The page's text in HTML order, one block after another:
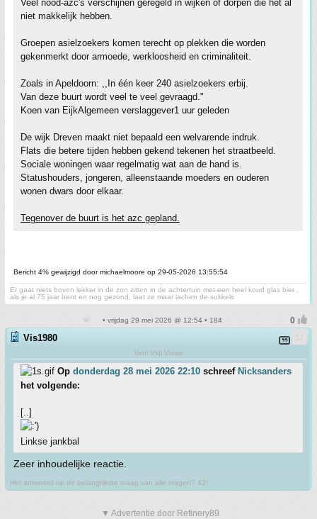
Veel nood-azc's verschijnen geregeld in wijken of dorpen die het al
niet makkelijk hebben.
Groepen asielzoekers komen terecht op plekken die worden
gekenmerkt door armoede, werkloosheid en criminaliteit.
Zoals in Apeldoorn: ,,In één keer 240 asielzoekers erbij.
Van deze buurt wordt veel te veel gevraagd."
Koen van EijkAlgemeen verslaggever1 uur geleden
De wijk Dreven maakt niet bepaald een welvarende indruk.
Flats die betere tijden hebben gekend tekenen het straatbeeld.
Sociale woningen waar regelmatig wat aan de hand is.
Statushouders, jongeren, alleenstaande moeders en ouderen
wonen dwars door elkaar.
Tegenover de buurt is het azc gepland.
Bericht 4% gewijzigd door michaelmoore op 29-05-2026 13:55:54
Er gaat niets boven lekker in de zon zitten in de achtertuin met een heel koud glas bier ,
als je al 75 jaar bent en nog gezond, laat ze maar lachen de sukkels
• vrijdag 29 mei 2026 @ 12:54 • 184
Vis1980
Veni Vidi Vissie
Op donderdag 28 mei 2026 22:10 schreef Nicksanders
het volgende:
[..]
Linkse jankbal
Zeer inhoudelijke reactie.
Het antwoord op de belangrijkste vraag van alle vragen? 42!
▼ Advertentie door Refinery89